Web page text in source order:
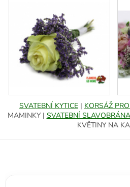
SVATEBNÍ KYTICE | KORSÁŽ
MAMINKY | SVATEBNÍ SLAVOBRÁNA
KVĚTINY NA
Z